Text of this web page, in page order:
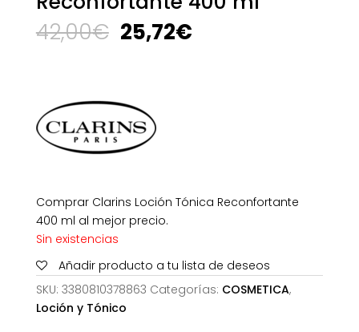
42,00€ El
precio
42,00€.
25,72€El
Comprar Clarins Loción Tónica Reconfortante
400 ml al mejor precio.
Sin existencias
Añadir producto a tu lista de deseos
SKU: 3380810378863 Categorías: COSMETICA,
Loción y Tónico